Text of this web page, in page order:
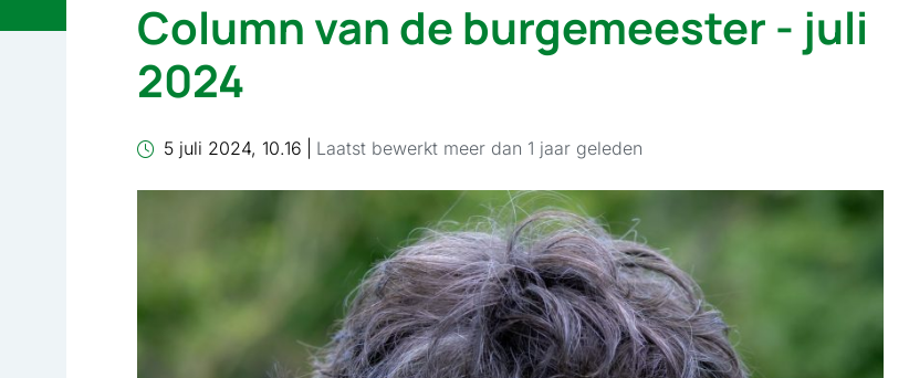
Column van de burgemeester - juli
2024
5 juli 2024, 10.16 Laatst bewerkt meer dan 1 jaar geleden